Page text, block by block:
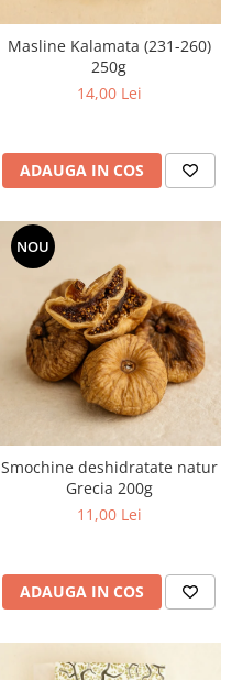
Masline Kalamata (231-260)
250g
14,00 Lei
ADAUGA IN COS
NOU
Smochine deshidratate natur
Grecia 200g
11,00 Lei
ADAUGA IN COS